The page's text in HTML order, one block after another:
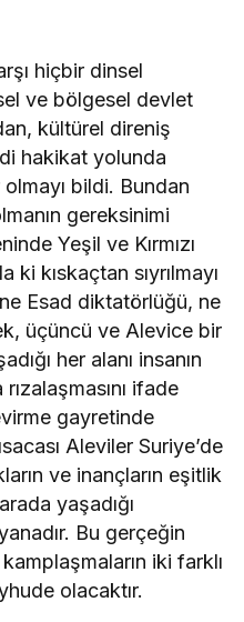
hiçbir dinsel
ve bölgesel devlet
kültürel direniş
hakikat yolunda
bildi. Bundan
gereksinimi
Yeşil ve Kırmızı
kıskaçtan sıyrılmayı
Esad diktatörlüğü, ne
üçüncü ve Alevice bir
her alanı insanın
ifade
gayretinde
Aleviler Suriye’de
ve inançların eşitlik
yaşadığı
Bu gerçeğin
iki farklı
olacaktır.